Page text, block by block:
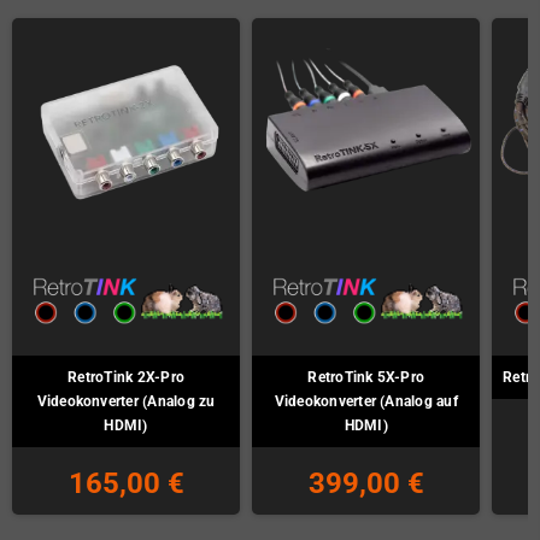
RetroTink 2X-Pro
Videokonverter (Analog zu
HDMI)
165,00 €
RetroTink 5X-Pro
Videokonverter (Analog auf
HDMI)
399,00 €